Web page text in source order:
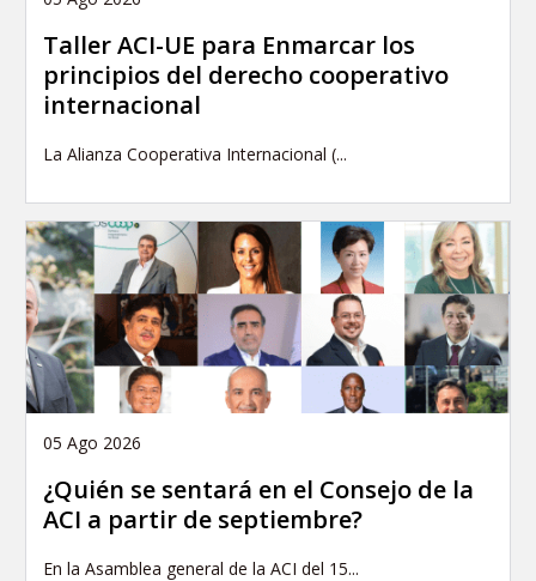
Taller ACI-UE para Enmarcar los
principios del derecho cooperativo
internacional
La Alianza Cooperativa Internacional (...
05 Ago 2026
¿Quién se sentará en el Consejo de la
ACI a partir de septiembre?
En la Asamblea general de la ACI del 15...